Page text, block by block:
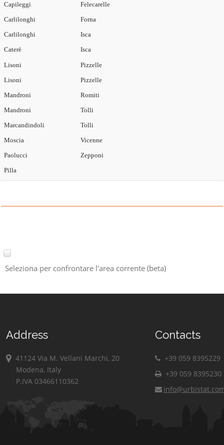
Capileggi
Carlilonghi
Carlilonghi
Caterè
Felecarelle
Forna
Isca
Isca
Lisoni
Lisoni
Mandroni
Mandroni
Marcandindoli
Moscia
Paolucci
Pilla
Pizzelle
Pizzelle
Romiti
Tolli
Tolli
Vicenne
Zepponi
Seleziona per confrontare l'area corrente (beta)
Address
41124 Via M. Vellani Marchi, 20
Modena, Italy
P.IVA 03466110362
Contacts
+39 059 8395229
+39 059 8395230